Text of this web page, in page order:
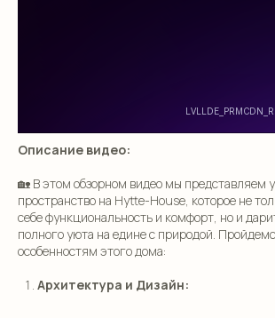
Описание видео:
🏡 В этом обзорном видео мы представляем
пространство на Hytte-House, которое не
себе функциональность и комфорт, но и
полного уюта на едине с природой.
особенностям этого дома:
Архитектура и Дизайн: